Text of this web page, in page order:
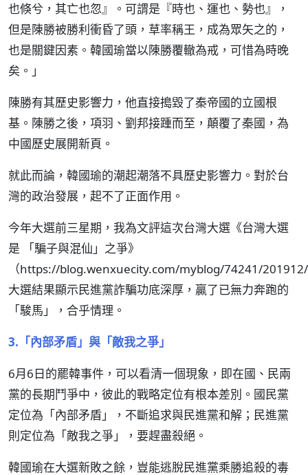
也倏兮，其亡也忽』。可謂是『時也、運也、勢也』，
但是陳勝被勝利衝昏了頭，草率稱王，成為眾矢之的，
也是關鍵因素。韓國瑜當以陳勝覆轍為戒，可惜為時晚
矣。」
陳勝有其歷史影響力，他直接搗毀了秦帝國的立國根
基。陳勝之後，項羽、劉邦接踵而至，顛覆了秦國，為
中國歷史展開新頁。
就此而論，韓國瑜的潮起潮落不具歷史影響力。對於台
灣的政治發展，起不了正面作用。
今年大選前三星期，我為文評這次台灣大選《台灣大選
是 「騙子與混仙」之爭》
（https://blog.wenxuecity.com/myblog/74241/
大選結果顯示民進黨詐騙功底深厚，贏了已無力奔跑的
「駿馬」，合乎情理。
3.「內部矛盾」與「敵我之爭」
6月6日的罷韓事件，可以看清一個現象，即在國、民兩
黨的長期鬥爭中，彼此的戰略定位有根本差別。國民黨
定位為「內部矛盾」，不斷追求與民進黨和解；民進黨
則定位為「敵我之爭」，要趕盡殺絕。
韓國瑜在大選新敗之餘，豈能逃脫民進黨乘勝追殺的毒